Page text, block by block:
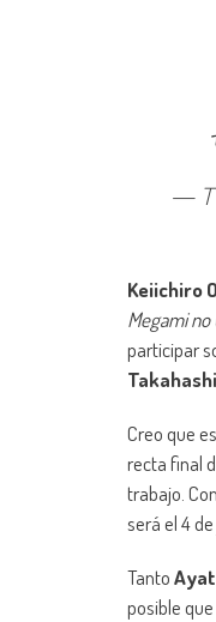
—
Keiichiro
Megami no
participar
Takahashi
Creo que
recta final
trabajo.
será el 4
Tanto
posible